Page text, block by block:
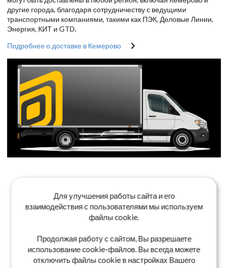
другие города, благодаря сотрудничеству с ведущими
транспортными компаниями, такими как ПЭК, Деловые Линии,
Энергия, КИТ и GTD.
Подробнее о доставке в Кемерово
Для улучшения работы сайта и его
взаимодействия с пользователями мы используем
файлы cookie.
Продолжая работу с сайтом, Вы разрешаете
использование cookie-файлов. Вы всегда можете
отключить файлы cookie в настройках Вашего